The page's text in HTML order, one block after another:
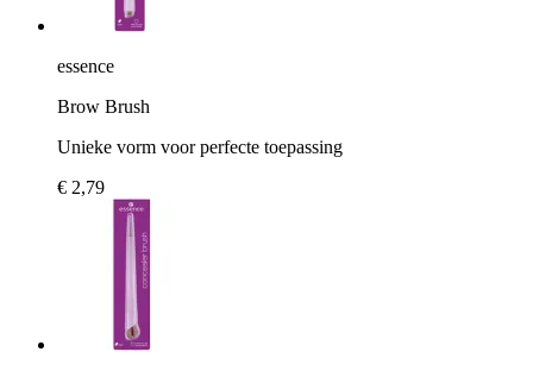
essence
Brow Brush
Unieke vorm voor perfecte toepassing
€ 2,79